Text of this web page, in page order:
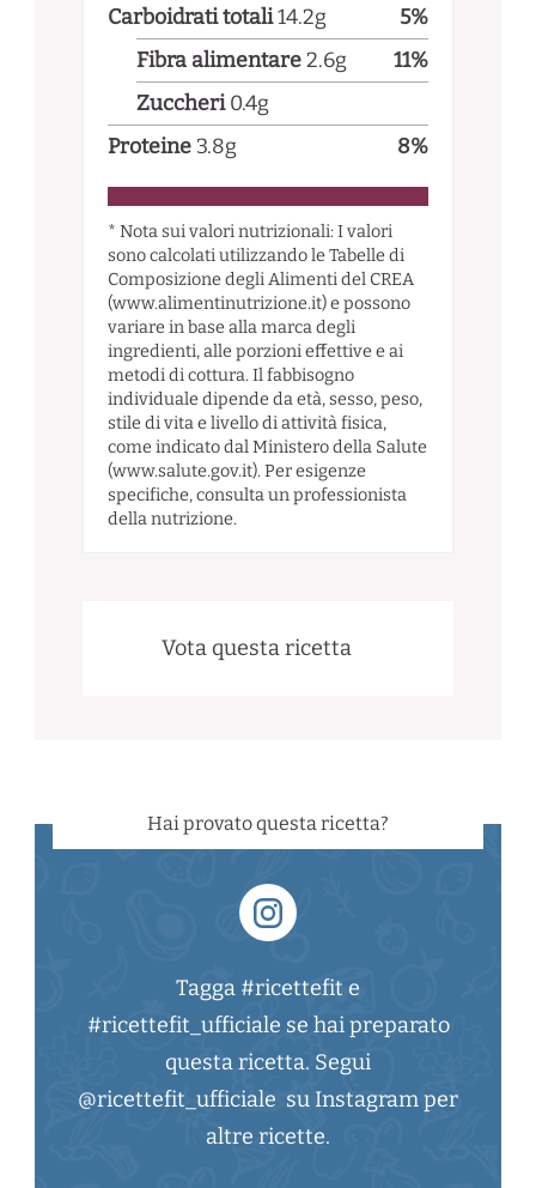
Carboidrati totali14.2g 5%
Fibra alimentare2.6g 11%
Zuccheri 0.4g
Proteine 3.8g 8%
* Nota sui valori nutrizionali: I valori
sono calcolati utilizzando le Tabelle di
Composizione degli Alimenti del CREA
(www.alimentinutrizione.it) e possono
variare in base alla marca degli
ingredienti, alle porzioni effettive e ai
metodi di cottura. Il fabbisogno
individuale dipende da età, sesso, peso,
stile di vita e livello di attività fisica,
come indicato dal Ministero della Salute
(www.salute.gov.it). Per esigenze
specifiche, consulta un professionista
della nutrizione.
Vota questa ricetta
Hai provato questa ricetta?
Tagga #ricettefit e
#ricettefit_ufficiale se hai preparato
questa ricetta. Segui
@ricettefit_ufficiale su Instagram per
altre ricette.